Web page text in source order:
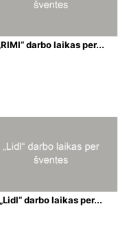
darbo laikas per...
„Lidl“ darbo laikas per...